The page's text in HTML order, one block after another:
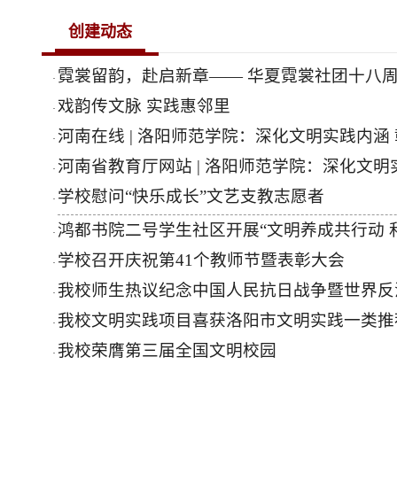
创建动态
· 霓裳留韵，赴启新章—— 华夏霓裳社团十八
· 戏韵传文脉 实践惠邻里
· 河南在线 | 洛阳师范学院：深化文明实践内涵
· 河南省教育厅网站 | 洛阳师范学院：深化文
· 学校慰问“快乐成长”文艺支教志愿者
· 鸿都书院二号学生社区开展“文明养成共行动
· 学校召开庆祝第41个教师节暨表彰大会
· 我校师生热议纪念中国人民抗日战争暨世界
· 我校文明实践项目喜获洛阳市文明实践一类
· 我校荣膺第三届全国文明校园